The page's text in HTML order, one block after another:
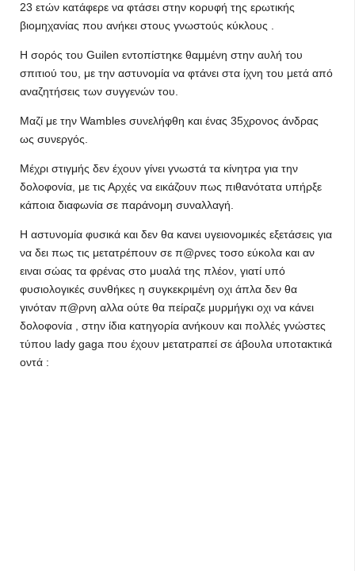
23 ετών κατάφερε να φτάσει στην κορυφή της ερωτικής
βιομηχανίας που ανήκει στους γνωστούς κύκλους .
Η σορός του Guilen εντοπίστηκε θαμμένη στην αυλή του
σπιτιού του, με την αστυνομία να φτάνει στα ίχνη του μετά από
αναζητήσεις των συγγενών του.
Μαζί με την Wambles συνελήφθη και ένας 35χρονος άνδρας
ως συνεργός.
Μέχρι στιγμής δεν έχουν γίνει γνωστά τα κίνητρα για την
δολοφονία, με τις Αρχές να εικάζουν πως πιθανότατα υπήρξε
κάποια διαφωνία σε παράνομη συναλλαγή.
Η αστυνομία φυσικά και δεν θα κανει υγειονομικές εξετάσεις για
να δει πως τις μετατρέπουν σε π@ρνες τοσο εύκολα και αν
ειναι σώας τα φρένας στο μυαλά της πλέον, γιατί υπό
φυσιολογικές συνθήκες η συγκεκριμένη οχι άπλα δεν θα
γινόταν π@ρνη αλλα ούτε θα πείραζε μυρμήγκι οχι να κάνει
δολοφονία , στην ίδια κατηγορία ανήκουν και πολλές γνώστες
τύπου lady gaga που έχουν μετατραπεί σε άβουλα υποτακτικά
οντά :